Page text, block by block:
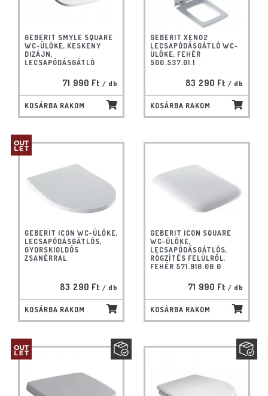
GEBERIT SMYLE SQUARE
WC-ÜLŐKE, KESKENY
DIZÁJN,
LECSAPÓDÁSGÁTLÓ
71 990 Ft / db
KOSÁRBA RAKOM
GEBERIT XENO2
LECSAPÓDÁSGÁTLÓ WC-
ÜLŐKE, FEHÉR
500.537.01.1
83 290 Ft / db
KOSÁRBA RAKOM
GEBERIT ICON WC-ÜLŐKE,
LECSAPÓDÁSGÁTLÓS,
GYORSKIOLDÓS
ZSANÉRRAL
83 290 Ft / db
KOSÁRBA RAKOM
GEBERIT ICON SQUARE
WC-ÜLŐKE,
LECSAPÓDÁSGÁTLÓS,
RÖGZÍTÉS FELÜLRŐL,
FEHÉR 571.910.00.0
71 990 Ft / db
KOSÁRBA RAKOM